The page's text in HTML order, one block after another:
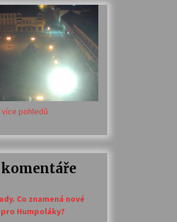
ploty
více pohledů
Co znamená nové
Humpoláky?